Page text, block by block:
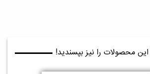
محصولات را نیز بپسندید!